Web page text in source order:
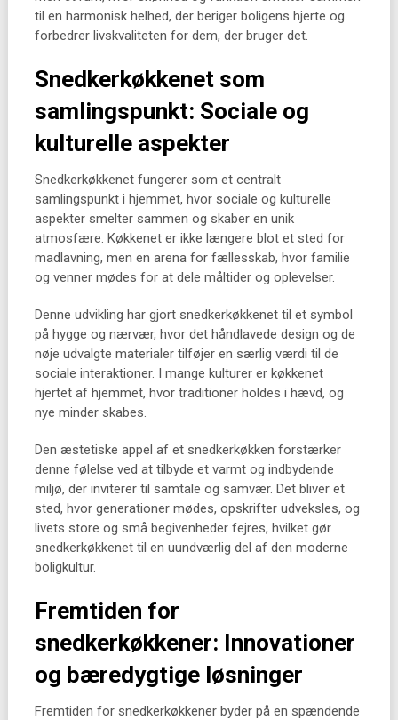
til en harmonisk helhed, der beriger boligens hjerte og
forbedrer livskvaliteten for dem, der bruger det.
Snedkerkøkkenet som
samlingspunkt: Sociale og
kulturelle aspekter
Snedkerkøkkenet fungerer som et centralt
samlingspunkt i hjemmet, hvor sociale og kulturelle
aspekter smelter sammen og skaber en unik
atmosfære. Køkkenet er ikke længere blot et sted for
madlavning, men en arena for fællesskab, hvor familie
og venner mødes for at dele måltider og oplevelser.
Denne udvikling har gjort snedkerkøkkenet til et symbol
på hygge og nærvær, hvor det håndlavede design og de
nøje udvalgte materialer tilføjer en særlig værdi til de
sociale interaktioner. I mange kulturer er køkkenet
hjertet af hjemmet, hvor traditioner holdes i hævd, og
nye minder skabes.
Den æstetiske appel af et snedkerkøkken forstærker
denne følelse ved at tilbyde et varmt og indbydende
miljø, der inviterer til samtale og samvær. Det bliver et
sted, hvor generationer mødes, opskrifter udveksles, og
livets store og små begivenheder fejres, hvilket gør
snedkerkøkkenet til en uundværlig del af den moderne
boligkultur.
Fremtiden for
snedkerkøkkener: Innovationer
og bæredygtige løsninger
Fremtiden for snedkerkøkkener byder på en spændende